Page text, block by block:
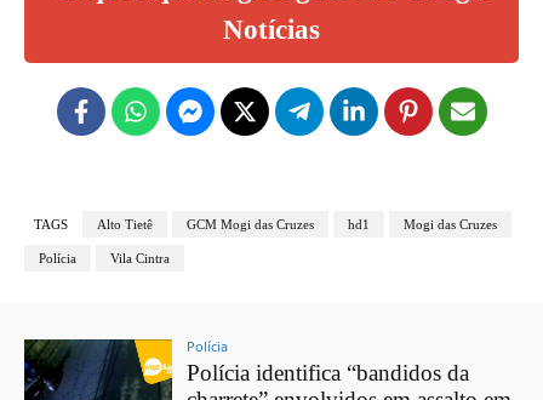
Notícias
TAGS Alto Tietê GCM Mogi das Cruzes hd1 Mogi das Cruzes
Polícia Vila Cintra
Polícia
Polícia identifica “bandidos da